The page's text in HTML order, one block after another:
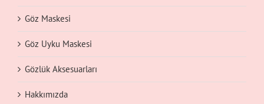
Göz Maskesi
Göz Uyku Maskesi
Gözlük Aksesuarları
Hakkımızda